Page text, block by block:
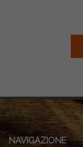
NAVIGAZIONE